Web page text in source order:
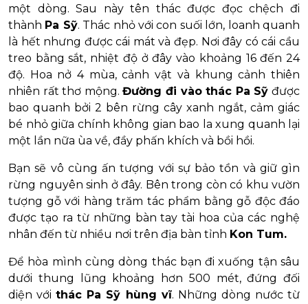
một dòng. Sau này tên thác được đọc chệch đi
thành Pa Sỹ. Thác nhỏ với con suối lớn, loanh quanh
là hết nhưng được cái mát và đẹp. Nơi đây có cái cầu
treo bằng sắt, nhiệt độ ở đây vào khoảng 16 đến 24
độ. Hoa nở 4 mùa, cảnh vật và khung cảnh thiên
nhiên rất thơ mộng.Đường đi vào thác Pa Sỹ được
bao quanh bởi 2 bên rừng cây xanh ngắt, cảm giác
bé nhỏ giữa chính không gian bao la xung quanh lại
một lần nữa ùa về, đầy phấn khích và bồi hồi.
Bạn sẽ vô cùng ấn tượng với sự bảo tồn và giữ gìn
rừng nguyên sinh ở đây. Bên trong còn có khu vườn
tượng gỗ với hàng trăm tác phẩm bằng gỗ độc đáo
được tạo ra từ những bàn tay tài hoa của các nghệ
nhân đến từ nhiều nơi trên địa bàn tỉnh Kon Tum.
Để hòa mình cùng dòng thác bạn đi xuống tận sâu
dưới thung lũng khoảng hơn 500 mét, đứng đối
diện vớithác Pa Sỹ hùng vĩ. Những dòng nước từ